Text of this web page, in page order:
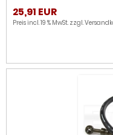
25,91 EUR
Preis incl. 19 % MwSt. zzgl.